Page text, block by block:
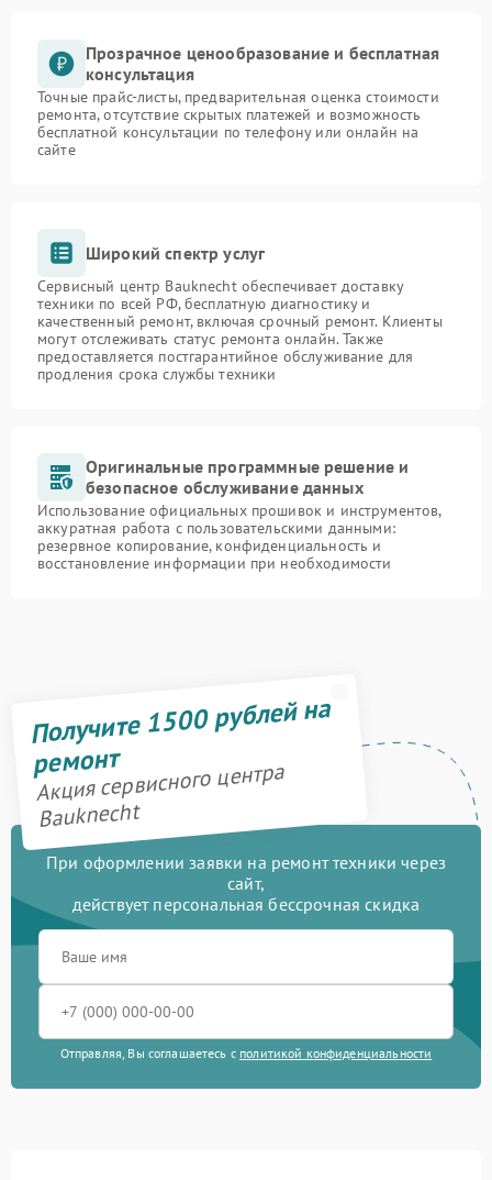
Прозрачное ценообразование и бесплатная
консультация
Точные прайс-листы, предварительная оценка стоимости
ремонта, отсутствие скрытых платежей и возможность
бесплатной консультации по телефону или онлайн на
сайте
Широкий спектр услуг
Сервисный центр Bauknecht обеспечивает доставку
техники по всей РФ, бесплатную диагностику и
качественный ремонт, включая срочный ремонт. Клиенты
могут отслеживать статус ремонта онлайн. Также
предоставляется постгарантийное обслуживание для
продления срока службы техники
Оригинальные программные решение и
безопасное обслуживание данных
Использование официальных прошивок и инструментов,
аккуратная работа с пользовательскими данными:
резервное копирование, конфиденциальность и
восстановление информации при необходимости
Получите 1500 рублей на
ремонт
Акция сервисного центра
Bauknecht
При оформлении заявки на ремонт техники через
сайт,
действует персональная бессрочная скидка
Отправляя, Вы соглашаетесь с политикой конфиденциальности